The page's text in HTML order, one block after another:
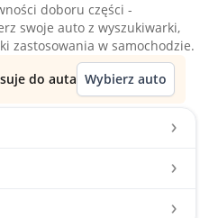
doboru części -
swoje auto z wyszukiwarki,
zastosowania w samochodzie.
do auta Wybierz auto